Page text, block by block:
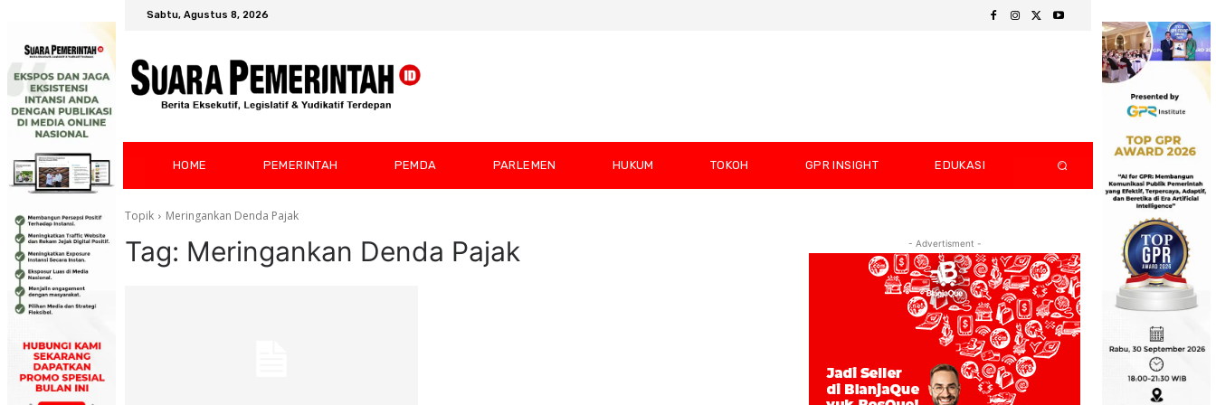
Sabtu, Agustus 8, 2026
HOME PEMERINTAH PEMDA PARLEMEN HUKUM TOKOH GPR INSIGHT EDUKASI
Topik Meringankan Denda Pajak
Tag: Meringankan Denda Pajak - Advertisment -